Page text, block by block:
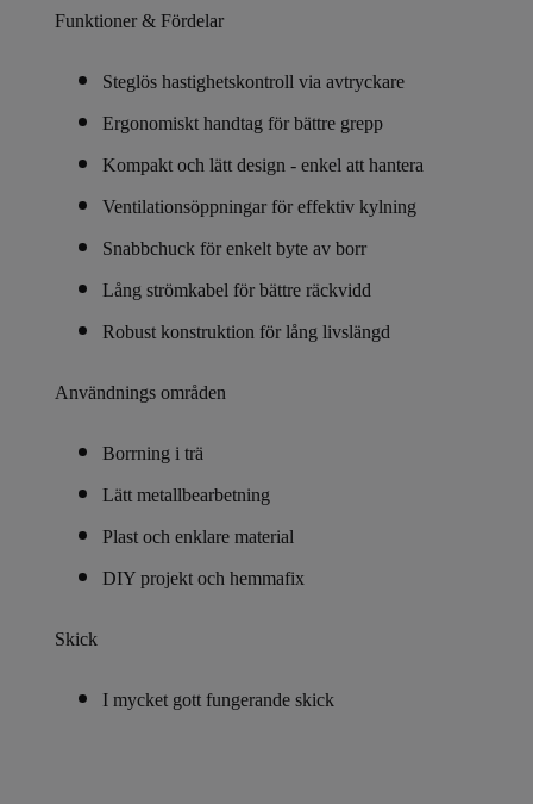
Funktioner & Fördelar
Steglös hastighetskontroll via avtryckare
Ergonomiskt handtag för bättre grepp
Kompakt och lätt design - enkel att hantera
Ventilationsöppningar för effektiv kylning
Snabbchuck för enkelt byte av borr
Lång strömkabel för bättre räckvidd
Robust konstruktion för lång livslängd
Användnings områden
Borrning i trä
Lätt metallbearbetning
Plast och enklare material
DIY projekt och hemmafix
Skick
I mycket gott fungerande skick